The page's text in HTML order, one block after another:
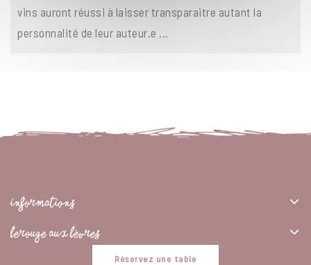
vins auront réussi à laisser transparaitre autant la
personnalité de leur auteur.e ...
INFORMATIONS
LEROUGE AUX LÈVRES
Réservez une table